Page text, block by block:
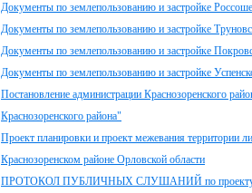
Документы по землепользованию и застройке
Документы по землепользованию и застройке
Документы по землепользованию и застройке
Документы по землепользованию и застройке
Постановление администрации Краснозоренского
Краснозоренского района"
Проект планировки и проект межевания территории
Краснозоренском районе Орловской области
ПРОТОКОЛ ПУБЛИЧНЫХ СЛУШАНИЙ по проекту